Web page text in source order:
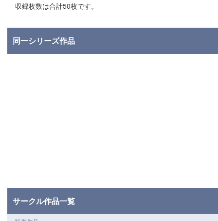
収録枚数は合計50枚です。
同一シリーズ作品
サークル作品一覧